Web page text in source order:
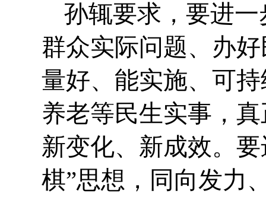
孙辄要求，要进
群众实际问题、办
量好、能实施、可
养老等民生实事，
新变化、新成效。
棋”思想，同向发力